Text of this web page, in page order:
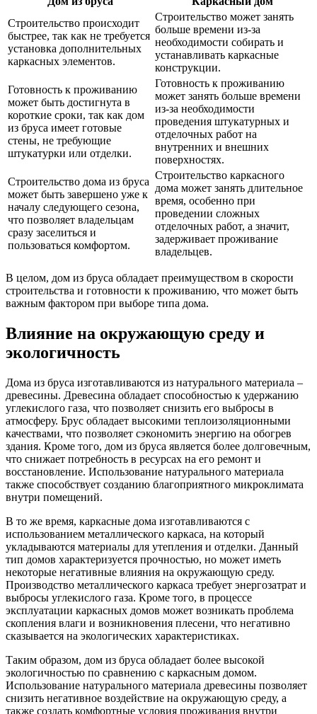
Строительство происходит
быстрее, так как не требуется
установка дополнительных
каркасных элементов.
Строительство может занять
больше времени из-за
необходимости собирать и
устанавливать каркасные
конструкции.
Готовность к проживанию
может быть достигнута в
короткие сроки, так как дом
из бруса имеет готовые
стены, не требующие
штукатурки или отделки.
Готовность к проживанию
может занять больше времени
из-за необходимости
проведения штукатурных и
отделочных работ на
внутренних и внешних
поверхностях.
Строительство дома из бруса
может быть завершено уже к
началу следующего сезона,
что позволяет владельцам
сразу заселиться и
пользоваться комфортом.
Строительство каркасного
дома может занять длительное
время, особенно при
проведении сложных
отделочных работ, а значит,
задерживает проживание
владельцев.
В целом, дом из бруса обладает преимуществом в скорости
строительства и готовности к проживанию, что может быть
важным фактором при выборе типа дома.
Влияние на окружающую среду и
экологичность
Дома из бруса изготавливаются из натурального материала –
древесины. Древесина обладает способностью к удержанию
углекислого газа, что позволяет снизить его выбросы в
атмосферу. Брус обладает высокими теплоизоляционными
качествами, что позволяет сэкономить энергию на обогрев
здания. Кроме того, дом из бруса является более долговечным,
что снижает потребность в ресурсах на его ремонт и
восстановление. Использование натурального материала
также способствует созданию благоприятного микроклимата
внутри помещений.
В то же время, каркасные дома изготавливаются с
использованием металлического каркаса, на который
укладываются материалы для утепления и отделки. Данный
тип домов характеризуется прочностью, но может иметь
некоторые негативные влияния на окружающую среду.
Производство металлического каркаса требует энергозатрат и
выбросы углекислого газа. Кроме того, в процессе
эксплуатации каркасных домов может возникать проблема
скопления влаги и возникновения плесени, что негативно
сказывается на экологических характеристиках.
Таким образом, дом из бруса обладает более высокой
экологичностью по сравнению с каркасным домом.
Использование натурального материала древесины позволяет
снизить негативное воздействие на окружающую среду, а
также создать комфортные условия проживания внутри